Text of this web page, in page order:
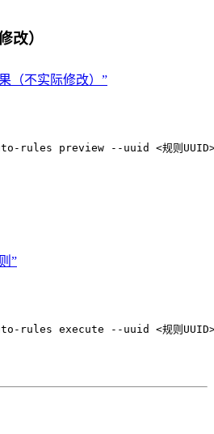
改）
（不实际修改）”
rules preview --uuid <规则
”
rules execute --uuid <规则